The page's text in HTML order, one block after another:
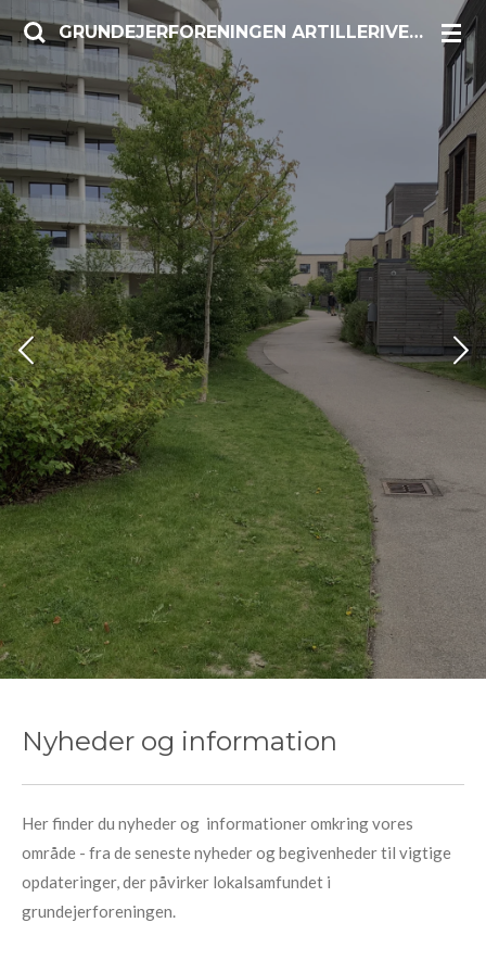
Spring
hovedindhold
GRUNDEJERFORENINGEN ARTILLERIVEJ SYD
Nyheder og information
Her finder du nyheder og informationer omkring vores
område - fra de seneste nyheder og begivenheder til vigtige
opdateringer, der påvirker lokalsamfundet i
grundejerforeningen.